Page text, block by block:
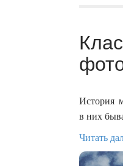
История
в них
Читать